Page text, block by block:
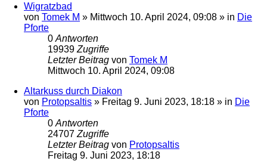
Wigratzbad
von Tomek M » Mittwoch 10. April 2024, 09:08 » in Die
Pforte
0 Antworten
19939 Zugriffe
Letzter Beitrag von Tomek M
Mittwoch 10. April 2024, 09:08
Altarkuss durch Diakon
von Protopsaltis » Freitag 9. Juni 2023, 18:18 » in Die
Pforte
0 Antworten
24707 Zugriffe
Letzter Beitrag von Protopsaltis
Freitag 9. Juni 2023, 18:18